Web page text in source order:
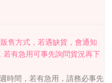
售方式，若遇缺貨，會通知
若有急用可事先詢問貨況再下
週時間，若有急用，請務必事先